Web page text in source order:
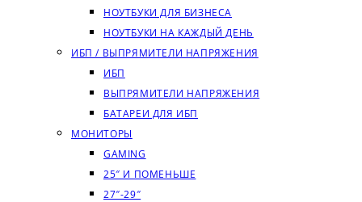
НОУТБУКИ ДЛЯ БИЗНЕСА
НОУТБУКИ НА КАЖДЫЙ ДЕНЬ
ИБП / ВЫПРЯМИТЕЛИ НАПРЯЖЕНИЯ
ИБП
ВЫПРЯМИТЕЛИ НАПРЯЖЕНИЯ
БАТАРЕИ ДЛЯ ИБП
МОНИТОРЫ
GAMING
25″ И ПОМЕНЬШЕ
27″-29″